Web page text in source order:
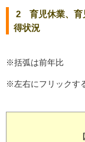
2 育児休業、育
得状況
※括弧は前年比
※左右にフリックす